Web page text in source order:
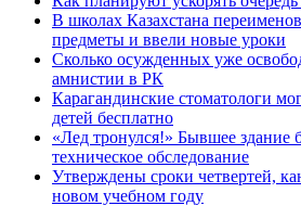
В школах Казахстана
предметы и ввели новые уроки
Сколько осужденных уже
амнистии в РК
Карагандинские стоматологи
детей бесплатно
«Лед тронулся!» Бывшее здание
техническое обследование
Утверждены сроки четвертей,
новом учебном году